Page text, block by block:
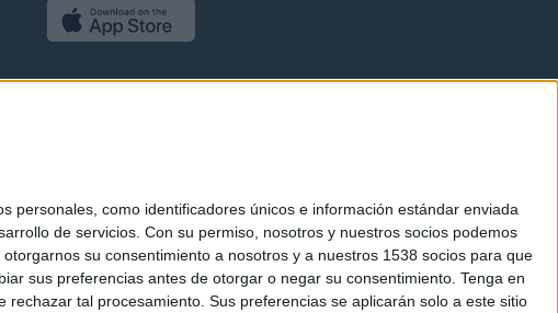
personales, como identificadores únicos e información estándar enviada
de servicios. Con su permiso, nosotros y nuestros socios podemos
su consentimiento a nosotros y a nuestros 1538 socios para que
sus preferencias antes de otorgar o negar su consentimiento. Tenga en
tal procesamiento. Sus preferencias se aplicarán solo a este sitio